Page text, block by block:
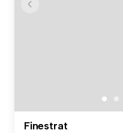
Finestrat